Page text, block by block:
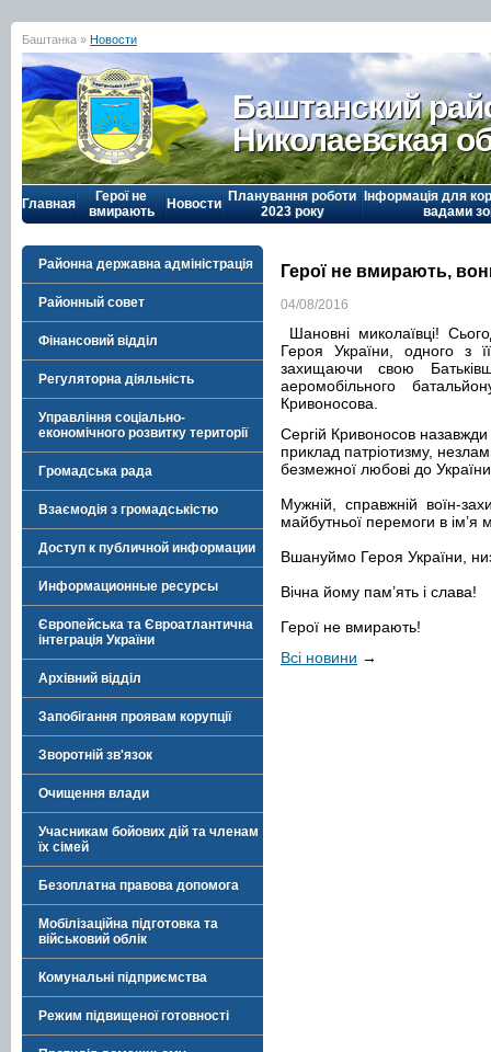
Баштанка » Новости
Баштанский
Николаевская
Главная
Герої не
вмирають
Новости Планування роботи
2023 року
Інформація для
вадами
Районна державна адміністрація
Районный совет
Фінансовий відділ
Регуляторна діяльність
Управління соціально-
економічного розвитку території
Громадська рада
Взаємодія з громадськістю
Доступ к публичной информации
Информационные ресурсы
Європейська та Євроатлантична
інтеграція України
Архівний відділ
Запобігання проявам корупції
Зворотній зв'язок
Очищення влади
Учасникам бойових дій та членам
їх сімей
Безоплатна правова допомога
Мобілізаційна підготовка та
військовий облік
Комунальні підприємства
Режим підвищеної готовності
Герої не вмирають,
04/08/2016
Шановні миколаївці!
Героя України, одного з
захищаючи свою
аеромобільного
Кривоносова.
Сергій Кривоносов
приклад патріотизму,
безмежної любові до
Мужній, справжній воїн-
майбутньої перемоги в ім’я
Вшануймо Героя України,
Вічна йому пам’ять і слава!
Герої не вмирають!
Всі новини →